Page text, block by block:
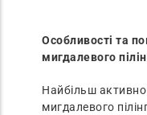
Особливості та
мигдалевого
Найбільш
мигдалевого